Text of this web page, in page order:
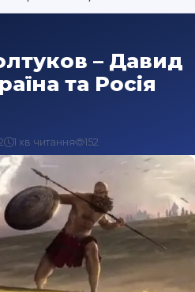
– Давид
та Росія
1 хв читання 152